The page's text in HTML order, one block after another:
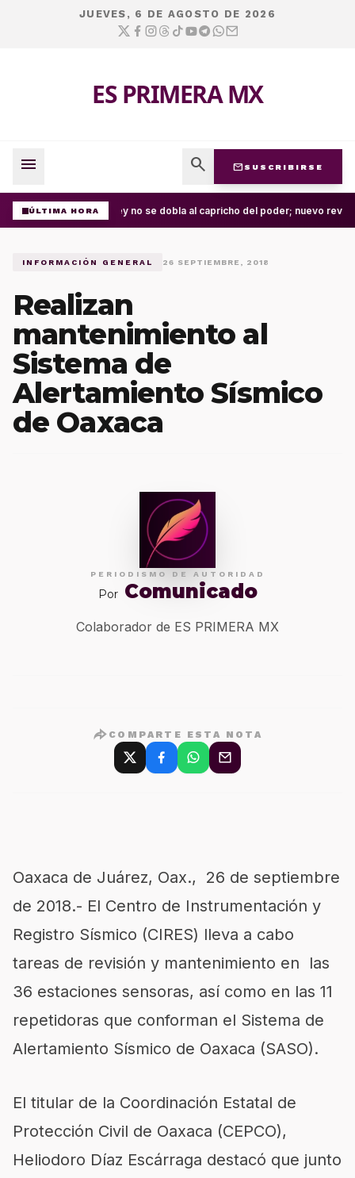
JUEVES, 6 DE AGOSTO DE 2026
ES PRIMERA MX
menu search mail SUSCRIBIRSE
ÚLTIMA HORA La ley no se dobla al capricho del poder; nuevo
INFORMACIÓN GENERAL 26 SEPTIEMBRE, 2018
Realizan
mantenimiento al
Sistema de
Alertamiento Sísmico
de Oaxaca
PERIODISMO DE AUTORIDAD
Por Comunicado
Colaborador de ES PRIMERA MX
COMPARTE ESTA NOTA
Oaxaca de Juárez, Oax., 26 de septiembre
de 2018.- El Centro de Instrumentación y
Registro Sísmico (CIRES) lleva a cabo
tareas de revisión y mantenimiento en las
36 estaciones sensoras, así como en las 11
repetidoras que conforman el Sistema de
Alertamiento Sísmico de Oaxaca (SASO).
El titular de la Coordinación Estatal de
Protección Civil de Oaxaca (CEPCO),
Heliodoro Díaz Escárraga destacó que junto